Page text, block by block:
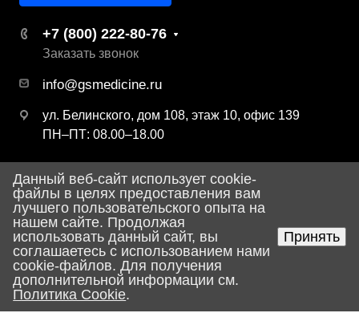
+7 (800) 222-80-76
Заказать звонок
info@gsmedicine.ru
ул. Белинского, дом 108, этаж 10, офис 139
ПН–ПТ: 08.00–18.00
© 2026 ООО «ДЖИ ЭС Медицина»
Политика конфиденциальности
Разработка сайта
Главная Поиск Корзина
Данный веб-сайт использует cookie-
файлы в целях предоставления вам
лучшего пользовательского опыта на
нашем сайте. Продолжая
использовать данный сайт, вы
соглашаетесь с использованием нами
cookie-файлов. Для получения
дополнительной информации см.
Политика Cookie.
Принять